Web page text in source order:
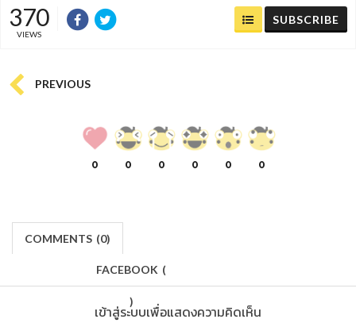
370
VIEWS
SUBSCRIBE
PREVIOUS
0 0 0 0 0 0
COMMENTS (0)
FACEBOOK (
)
เข้าสู่ระบบเพื่อแสดงความคิดเห็น